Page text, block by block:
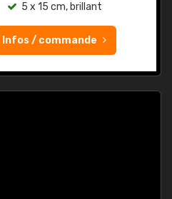
5 x 15 cm, brillant
/ commande